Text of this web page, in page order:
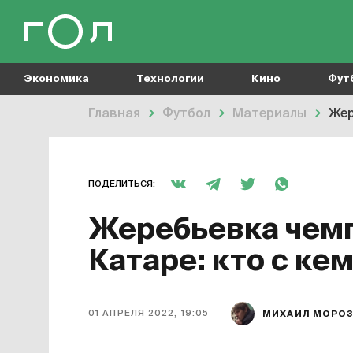
Экономика Технологии Кино
Главная Футбол Материалы
ПОДЕЛИТЬСЯ:
Жеребьевка
Катаре: кто с
01 АПРЕЛЯ 2022, 19:05 МИХАИЛ